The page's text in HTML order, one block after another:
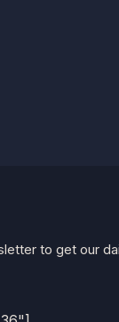
to get our